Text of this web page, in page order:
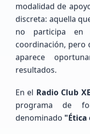
modalidad de
discreta: aquella
no participa
coordinación, pero
aparece
resultados.
En el Radio Club XE
programa de
denominado "Ética